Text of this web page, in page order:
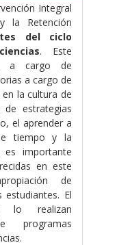
Integral
la Retención
del ciclo
. Este
a cargo de
a cargo de
la cultura de
estrategias
el aprender a
tiempo y la
es importante
en este
de
El
lo realizan
programas